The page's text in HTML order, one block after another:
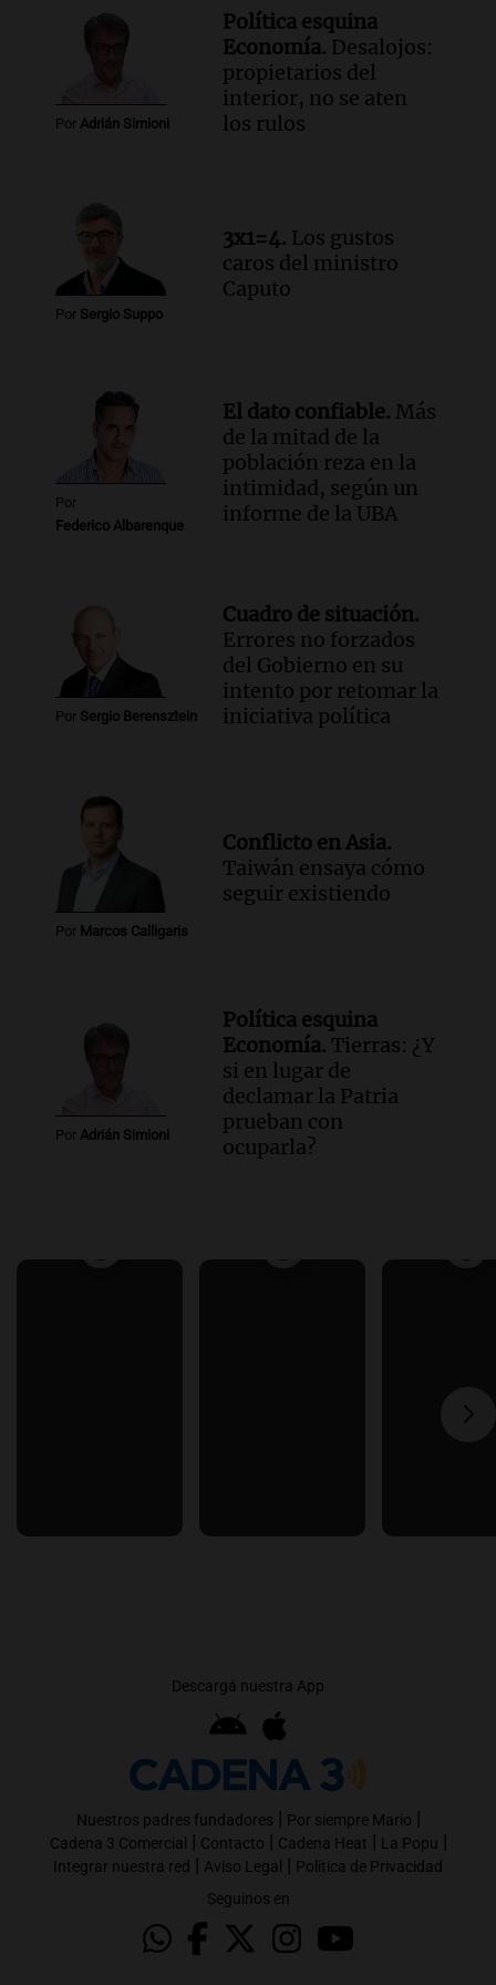
Estiman que la inflación nacional
de julio será menor al 2,9% registrado
en CABA
Una mañana para todos
Episodios
Una mañana para todos
Episodios
Audio.Chile planteó mejorar la
conectividad fronteriza, aérea y digital
con Jujuy
Por Adrián Simioni
Política esquina
Economía. Desalojos:
propietarios del
interior, no se aten
los rulos
Por Sergio Suppo
3x1=4. Los gustos
caros del ministro
Caputo
Por
Federico Albarenque
El dato confiable. Más
de la mitad de la
población reza en la
intimidad, según un
informe de la UBA
Por Sergio Berensztein
Cuadro de situación.
Errores no forzados
del Gobierno en su
intento por retomar la
iniciativa política
Por Marcos Calligaris
Conflicto en Asia.
Taiwán ensaya cómo
seguir existiendo
Por Adrián Simioni
Política esquina
Economía. Tierras: ¿Y
si en lugar de
declamar la Patria
prueban con
ocuparla?
Descargá nuestra App
Nuestros padres fundadores | Por siempre Mario |
Cadena 3 Comercial | Contacto | Cadena Heat | La Popu |
Integrar nuestra red | Aviso Legal | Política de Privacidad
Seguinos en